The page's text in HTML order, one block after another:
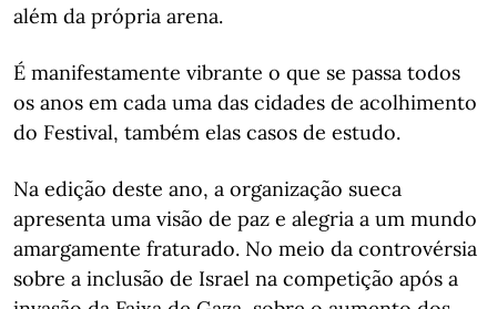
além da própria arena.
É manifestamente vibrante o que se passa todos
os anos em cada uma das cidades de acolhimento
do Festival, também elas casos de estudo.
Na edição deste ano, a organização sueca
apresenta uma visão de paz e alegria a um mundo
amargamente fraturado. No meio da controvérsia
sobre a inclusão de Israel na competição após a